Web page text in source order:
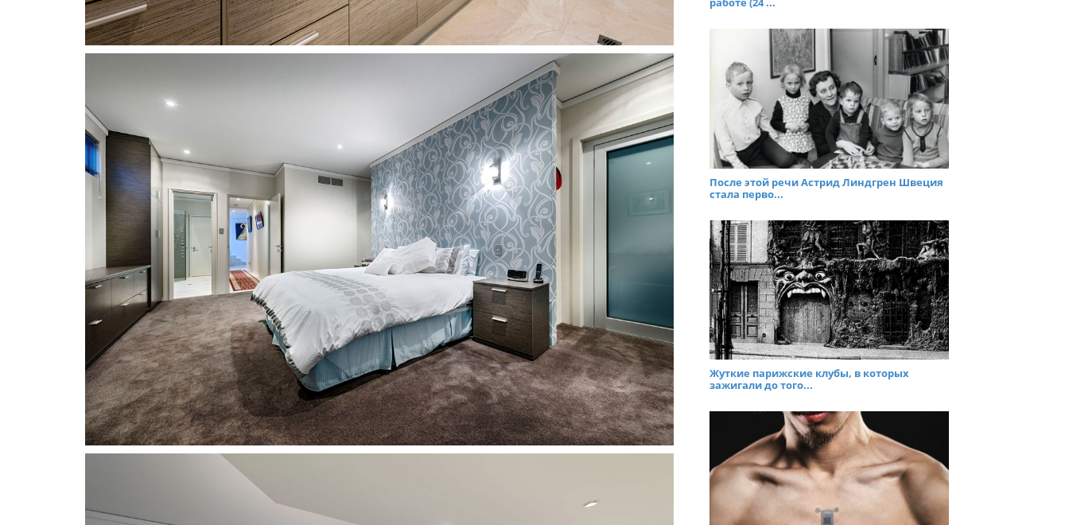
После этой речи Астрид Линдгрен Швеция
стала перво...
Жуткие парижские клубы, в которых
зажигали до того...